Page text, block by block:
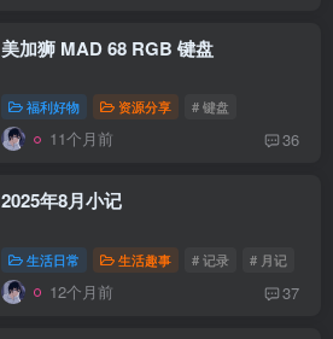
美加狮 MAD 68 RGB 键盘
福利好物 资源分享 # 键盘
11个月前 36
2025年8月小记
生活日常 生活趣事 # 记录 # 月记
12个月前 37